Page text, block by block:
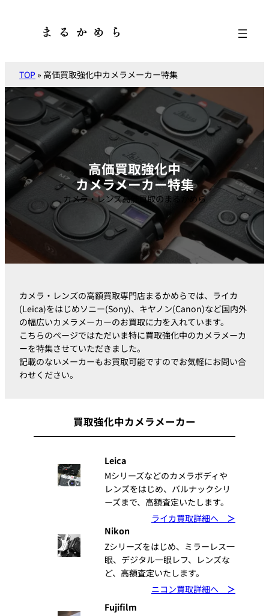
プ
TOP » 高価買取強化中カメラメーカー特集
高価買取強化中
カメラメーカー特集
カメラ・レンズ高価買取のまるかめら
カメラ・レンズの高額買取専門店まるかめらでは、ライカ
(Leica)をはじめソニー(Sony)、キヤノン(Canon)など国内外
の幅広いカメラメーカーのお買取に力を入れています。
こちらのページではただいま特に買取強化中のカメラメーカ
ーを特集させていただきました。
記載のないメーカーもお買取可能ですのでお気軽にお問い合
わせください。
買取強化中カメラメーカー
Leica
Mシリーズなどのカメラボディや
レンズをはじめ、バルナックシリ
ーズまで、高額査定いたします。
ライカ買取詳細へ ＞
Nikon
Zシリーズをはじめ、ミラーレス一
眼、デジタル一眼レフ、レンズな
ど、高額査定いたします。
ニコン買取詳細へ ＞
Fujifilm